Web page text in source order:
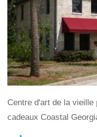
Centre d'art de la
cadeaux Coastal